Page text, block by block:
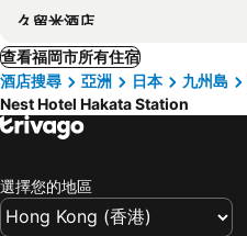
久留米酒店
查看福岡市所有住宿
酒店搜尋
亞洲 日本 九州島
Nest Hotel Hakata Station
選擇您的地區